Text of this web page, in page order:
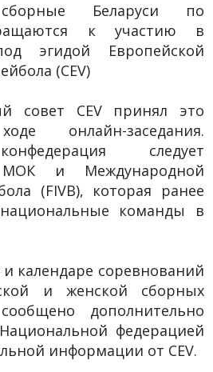
Беларуси по
к участию в
эгидой Европейской
(CEV)
совет CEV принял это
онлайн-заседания.
следует
МОК и Международной
(FIVB), которая ранее
команды в
календаре соревнований
и женской сборных
дополнительно
федерацией
информации от CEV.